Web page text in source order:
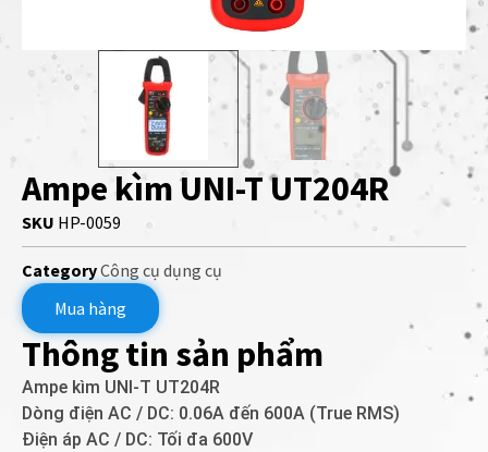
Ampe kìm UNI-T UT204R
SKU HP-0059
CategoryCông cụ dụng cụ
Mua hàng
Thông tin sản phẩm
Ampe kìm UNI-T UT204R
Dòng điện AC / DC: 0.06A đến 600A (True RMS)
Điện áp AC / DC: Tối đa 600V